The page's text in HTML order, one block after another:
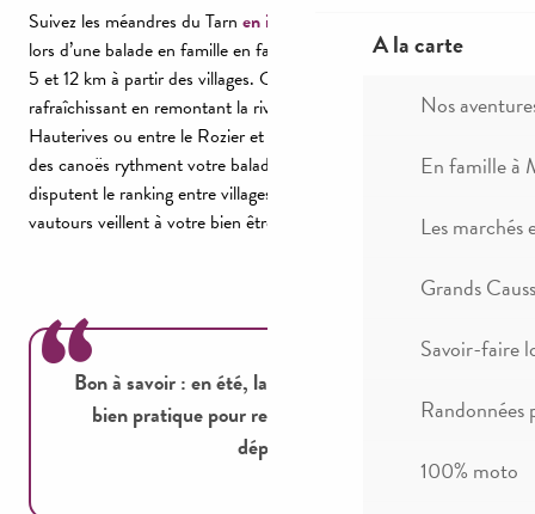
A la carte
Nos
En famille à
Les marchés
Grands
Savoir-faire
Randonnées
100% moto
Suivez les méandres du Tarn en itinérance sur 2 ou 3 jours
lors d’une balade en famille en faisant des petits tronçons, entre
5 et 12 km à partir des villages. C’est facile, paisible et
rafraîchissant en remontant la rivière, entre la Malène et
Hauterives ou entre le Rozier et la Sablière. Les fous rires venant
des canoës rythment votre balade. Cirques et chaos rocheux se
disputent le ranking entre villages typiques et hameaux. Les
vautours veillent à votre bien être.
Bon à savoir : en été, la navette touristique est
bien pratique pour revenir à votre point de
départ.